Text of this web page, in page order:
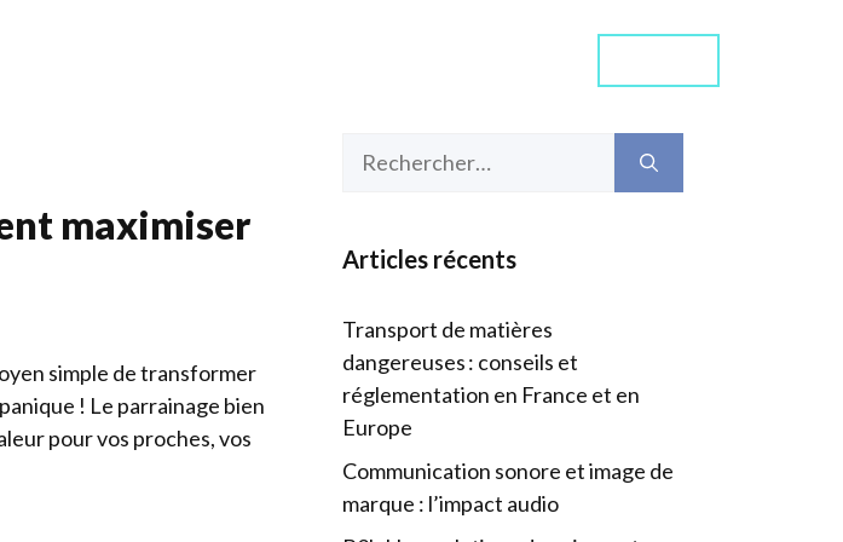
maximiser
simple de transformer
! Le parrainage bien
pour vos proches, vos
Articles récents
Transport de matières
dangereuses : conseils et
réglementation en France et en
Europe
Communication sonore et image de
marque : l’impact audio